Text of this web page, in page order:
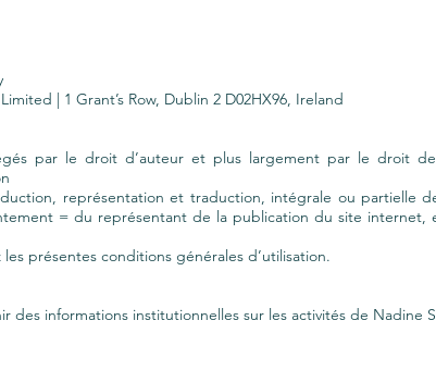
| 1 Grant’s Row, Dublin 2 D02HX96, Ireland
par le droit d’auteur et plus largement par le droit
représentation et traduction, intégrale ou partielle
= du représentant de la publication du site
présentes conditions générales d’utilisation.
des informations institutionnelles sur les activités de Nadine